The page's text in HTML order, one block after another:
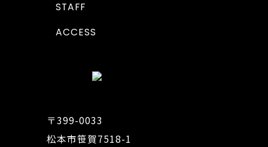
STAFF
ACCESS
〒399-0033
松本市笹賀7518-1